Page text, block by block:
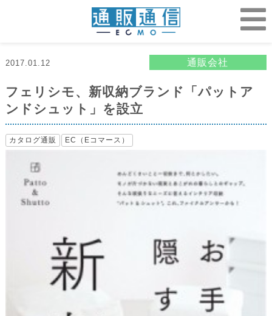
2017.01.12 通販会社
フェリシモ、新収納ブランド「パットア
ンドシュット」を設立
カタログ通販 EC（Eコマース）